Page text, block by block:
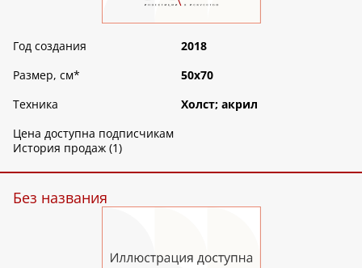
Год создания
2018
Размер, см*
50х70
Техника
Холст; акрил
Цена доступна подписчикам
История продаж (1)
Без названия